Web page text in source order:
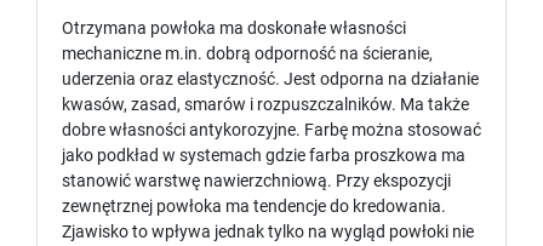
Otrzymana powłoka ma doskonałe własności
mechaniczne m.in. dobrą odporność na ścieranie,
uderzenia oraz elastyczność. Jest odporna na działanie
kwasów, zasad, smarów i rozpuszczalników. Ma także
dobre własności antykorozyjne. Farbę można stosować
jako podkład w systemach gdzie farba proszkowa ma
stanowić warstwę nawierzchniową. Przy ekspozycji
zewnętrznej powłoka ma tendencje do kredowania.
Zjawisko to wpływa jednak tylko na wygląd powłoki nie